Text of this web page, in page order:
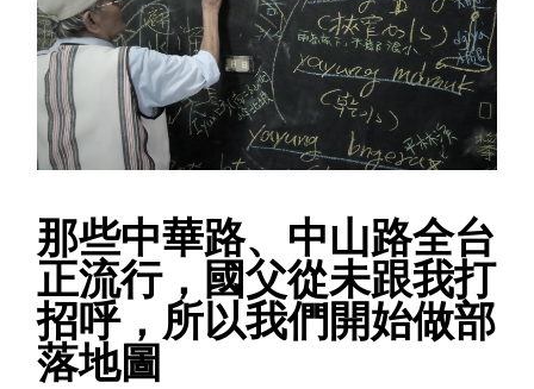
那些中華路、中山路全台
正流行，國父從未跟我打
招呼，所以我們開始做部
落地圖